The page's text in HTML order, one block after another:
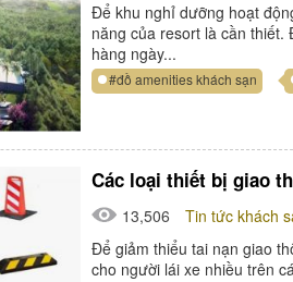
Để khu nghỉ dưỡng hoạt
năng của resort là cần
hàng ngày...
#đồ amenities khách sạn
Các loại thiết bị giao
13,506
Tin tức khách
Để giảm thiểu tai nạn giao
cho người lái xe nhiều trên